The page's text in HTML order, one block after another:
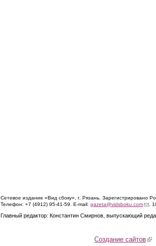
Сетевое издание «Вид сбоку», г. Рязань. Зарегистрировано
Телефон: +7 (4912) 95-41-59. E-mail: gazeta@vidsboku.com(link
.
Главный редактор: Константин Смирнов, выпускающий
Создание сайтов